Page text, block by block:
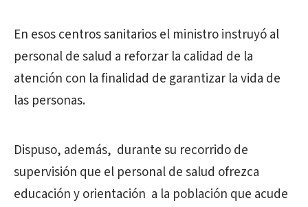
En esos centros sanitarios el ministro instruyó al
personal de salud a reforzar la calidad de la
atención con la finalidad de garantizar la vida de
las personas.
Dispuso, además, durante su recorrido de
supervisión que el personal de salud ofrezca
educación y orientación a la población que acude